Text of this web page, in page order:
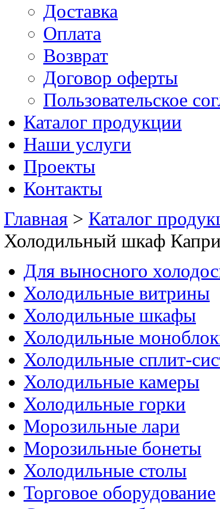
Доставка
Оплата
Возврат
Договор оферты
Пользовательское
Каталог продукции
Наши услуги
Проекты
Контакты
Главная > Каталог
Холодильный шкаф
Для выносного
Холодильные витрины
Холодильные шкафы
Холодильные
Холодильные сплит-
Холодильные камеры
Холодильные горки
Морозильные лари
Морозильные бонеты
Холодильные столы
Торговое оборудование